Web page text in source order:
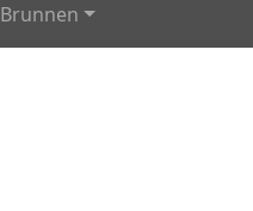
Brunnen